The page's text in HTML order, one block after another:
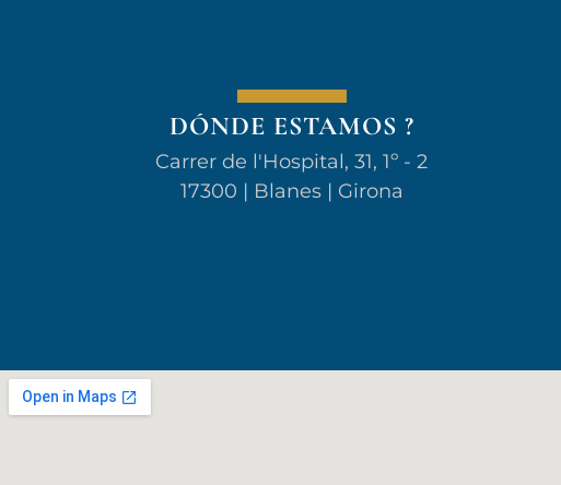
DÓNDE ESTAMOS ?
Carrer de l'Hospital, 31, 1º - 2
17300 | Blanes | Girona